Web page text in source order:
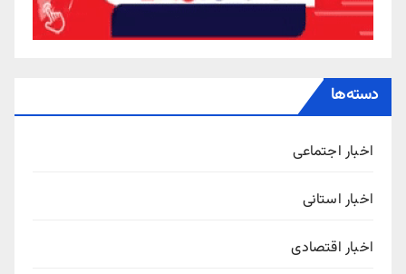
دسته‌ها
اخبار اجتماعی
اخبار استانی
اخبار اقتصادی